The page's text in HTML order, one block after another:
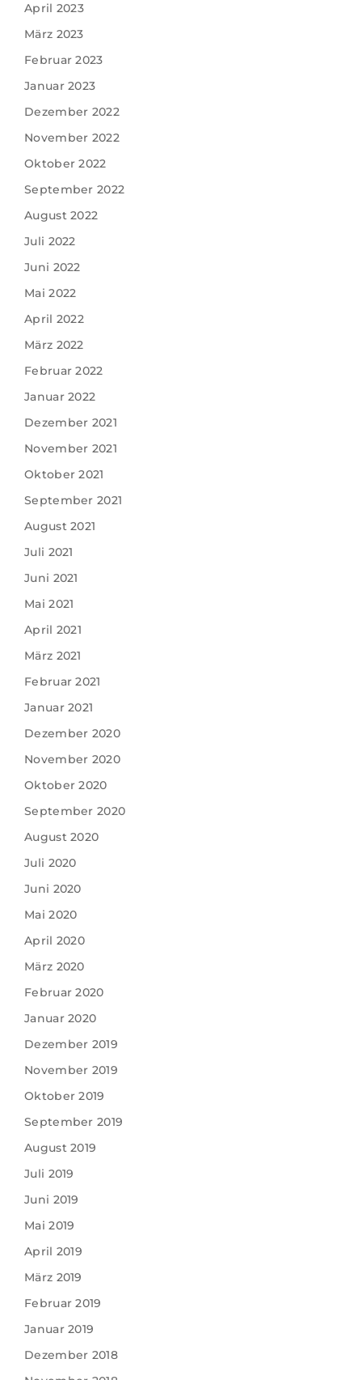
April 2023
März 2023
Februar 2023
Januar 2023
Dezember 2022
November 2022
Oktober 2022
September 2022
August 2022
Juli 2022
Juni 2022
Mai 2022
April 2022
März 2022
Februar 2022
Januar 2022
Dezember 2021
November 2021
Oktober 2021
September 2021
August 2021
Juli 2021
Juni 2021
Mai 2021
April 2021
März 2021
Februar 2021
Januar 2021
Dezember 2020
November 2020
Oktober 2020
September 2020
August 2020
Juli 2020
Juni 2020
Mai 2020
April 2020
März 2020
Februar 2020
Januar 2020
Dezember 2019
November 2019
Oktober 2019
September 2019
August 2019
Juli 2019
Juni 2019
Mai 2019
April 2019
März 2019
Februar 2019
Januar 2019
Dezember 2018